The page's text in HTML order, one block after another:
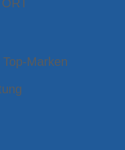
Marken